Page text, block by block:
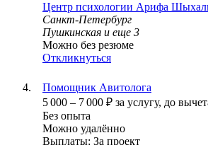
Центр психологии Арифа
Санкт-Петербург
Пушкинская и еще 3
Можно без резюме
Откликнуться
Помощник Авитолога
5 000 – 7 000 ₽ за услугу, до
Без опыта
Можно удалённо
Выплаты: За проект